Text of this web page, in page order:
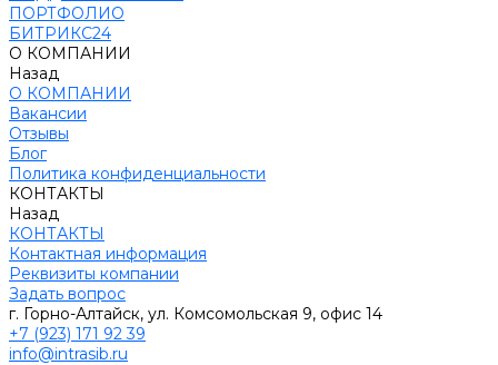
ПОРТФОЛИО
БИТРИКС24
О КОМПАНИИ
Назад
О КОМПАНИИ
Вакансии
Отзывы
Блог
Политика конфиденциальности
КОНТАКТЫ
Назад
КОНТАКТЫ
Контактная информация
Реквизиты компании
Задать вопрос
г. Горно-Алтайск, ул. Комсомольская 9, офис 14
+7 (923) 171 92 39
info@intrasib.ru